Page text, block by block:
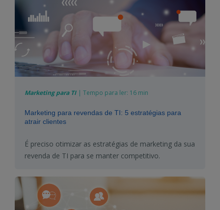
Marketing para TI | Tempo para ler: 16 min
Marketing para revendas de TI: 5 estratégias para
atrair clientes
É preciso otimizar as estratégias de marketing da sua
revenda de TI para se manter competitivo.